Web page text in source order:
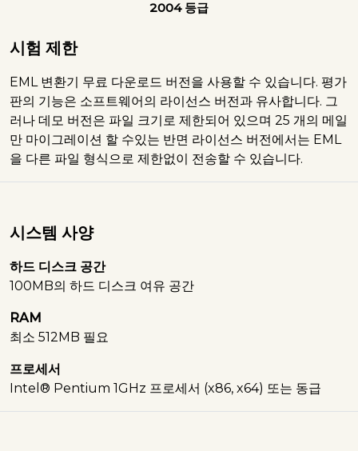
2004 등급
시험 제한
EML 변환기 무료 다운로드 버전을 사용할 수 있습니다. 평가
판의 기능은 소프트웨어의 라이선스 버전과 유사합니다. 그
러나 데모 버전은 파일 크기로 제한되어 있으며 25 개의 메일
만 마이그레이션 할 수있는 반면 라이선스 버전에서는 EML
을 다른 파일 형식으로 제한없이 전송할 수 있습니다.
시스템 사양
하드 디스크 공간
100MB의 하드 디스크 여유 공간
RAM
최소 512MB 필요
프로세서
Intel® Pentium 1GHz 프로세서 (x86, x64) 또는 동급